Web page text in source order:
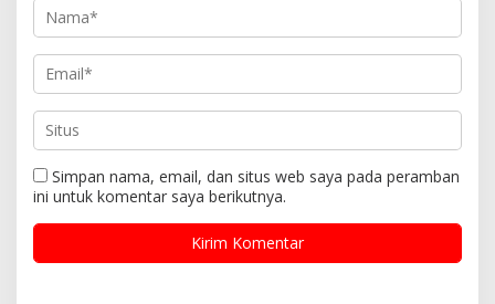
Simpan nama, email, dan situs web saya pada peramban
ini untuk komentar saya berikutnya.